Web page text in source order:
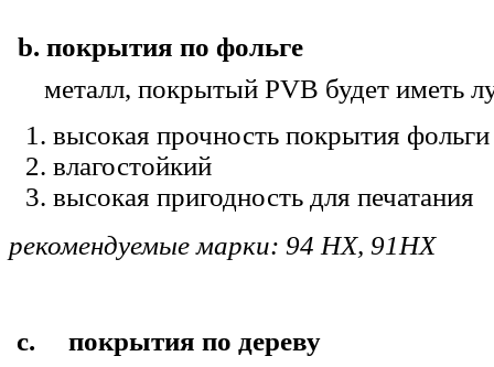
b. покрытия по фольге
металл, покрытый PVB будет иметь
высокая прочность покрытия фольги
влагостойкий
высокая пригодность для печатания
рекомендуемые марки: 94 HX, 91HX
c. покрытия по дереву